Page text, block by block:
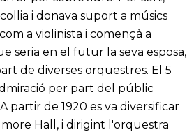
i donava suport a músics
a violinista i començà a
seria en el futur la seva esposa,
de diverses orquestres. El 5
per part del públic
partir de 1920 es va diversificar
Hall, i dirigint l'orquestra